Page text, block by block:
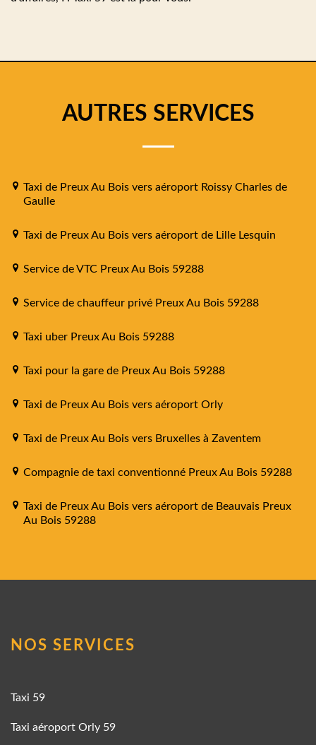
AUTRES SERVICES
Taxi de Preux Au Bois vers aéroport Roissy Charles de
Gaulle
Taxi de Preux Au Bois vers aéroport de Lille Lesquin
Service de VTC Preux Au Bois 59288
Service de chauffeur privé Preux Au Bois 59288
Taxi uber Preux Au Bois 59288
Taxi pour la gare de Preux Au Bois 59288
Taxi de Preux Au Bois vers aéroport Orly
Taxi de Preux Au Bois vers Bruxelles à Zaventem
Compagnie de taxi conventionné Preux Au Bois 59288
Taxi de Preux Au Bois vers aéroport de Beauvais Preux
Au Bois 59288
NOS SERVICES
Taxi 59
Taxi aéroport Orly 59